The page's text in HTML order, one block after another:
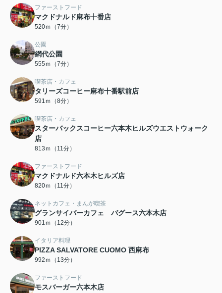
ファーストフード
マクドナルド麻布十番店
520ｍ（7分）
公園
網代公園
555ｍ（7分）
喫茶店・カフェ
タリーズコーヒー麻布十番駅前店
591ｍ（8分）
喫茶店・カフェ
スターバックスコーヒー六本木ヒルズウエストウォーク
店
813ｍ（11分）
ファーストフード
マクドナルド六本木ヒルズ店
820ｍ（11分）
ネットカフェ・まんが喫茶
グランサイバーカフェ バグース六本木店
901ｍ（12分）
イタリア料理
PIZZA SALVATORE CUOMO 西麻布
992ｍ（13分）
ファーストフード
モスバーガー六本木店